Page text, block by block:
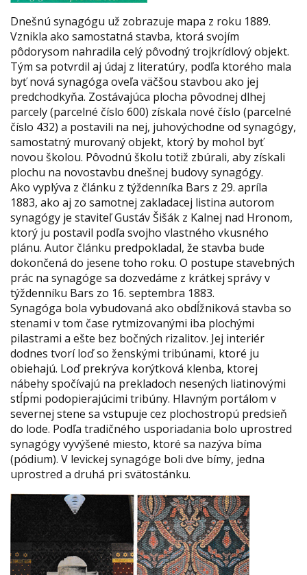
Dnešnú synagógu už zobrazuje mapa z roku 1889.
Vznikla ako samostatná stavba, ktorá svojím
pôdorysom nahradila celý pôvodný trojkrídlový objekt.
Tým sa potvrdil aj údaj z literatúry, podľa ktorého mala
byť nová synagóga oveľa väčšou stavbou ako jej
predchodkyňa. Zostávajúca plocha pôvodnej dlhej
parcely (parcelné číslo 600) získala nové číslo (parcelné
číslo 432) a postavili na nej, juhovýchodne od synagógy,
samostatný murovaný objekt, ktorý by mohol byť
novou školou. Pôvodnú školu totiž zbúrali, aby získali
plochu na novostavbu dnešnej budovy synagógy.
Ako vyplýva z článku z týždenníka Bars z 29. apríla
1883, ako aj zo samotnej zakladacej listina autorom
synagógy je staviteľ Gustáv Šišák z Kalnej nad Hronom,
ktorý ju postavil podľa svojho vlastného vkusného
plánu. Autor článku predpokladal, že stavba bude
dokončená do jesene toho roku. O postupe stavebných
prác na synagóge sa dozvedáme z krátkej správy v
týždenníku Bars zo 16. septembra 1883.
Synagóga bola vybudovaná ako obdĺžniková stavba so
stenami v tom čase rytmizovanými iba plochými
pilastrami a ešte bez bočných rizalitov. Jej interiér
dodnes tvorí loď so ženskými tribúnami, ktoré ju
obiehajú. Loď prekrýva korýtková klenba, ktorej
nábehy spočívajú na prekladoch nesených liatinovými
stĺpmi podopierajúcimi tribúny. Hlavným portálom v
severnej stene sa vstupuje cez plochostropú predsieň
do lode. Podľa tradičného usporiadania bolo uprostred
synagógy vyvýšené miesto, ktoré sa nazýva bíma
(pódium). V levickej synagóge boli dve bímy, jedna
uprostred a druhá pri svätostánku.